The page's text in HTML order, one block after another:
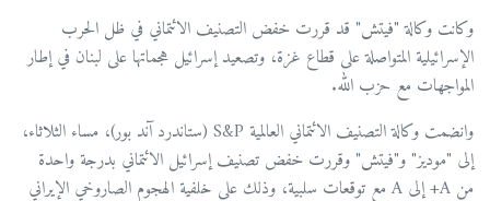
وكانت وكالة "فيتش" قد قررت خفض التصنيف الائتماني في ظل الحرب
الإسرائيلية المتواصلة على قطاع غزة، وتصعيد إسرائيل هجماتها على لبنان في إطار
المواجهات مع حزب الله.
وانضمت وكالة التصنيف الائتماني العالمية S&P (ستاندرد آند بور)، مساء الثلاثاء،
إلى "موديز" و"فيتش" وقررت خفض تصنيف إسرائيل الائتماني بدرجة واحدة
من A+ إلى A مع توقعات سلبية، وذلك على خلفية الهجوم الصاروخي الإيراني